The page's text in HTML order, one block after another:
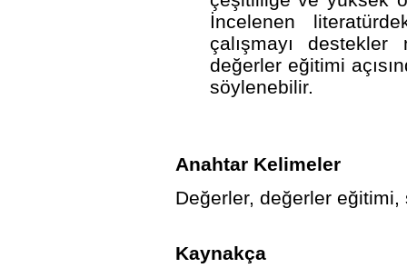
İncelenen
çalışmayı
değerler eğitimi
söylenebilir.
Anahtar Kelimeler
Değerler, değerler eğitimi,
Kaynakça